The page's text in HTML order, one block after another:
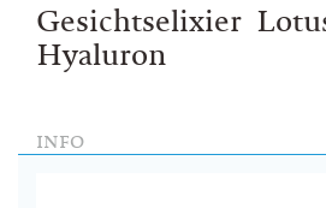
Gesichtselixier
Hyaluron
INFO